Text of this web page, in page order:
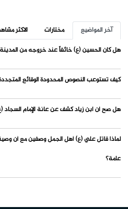
آخر المواضيع مختارات
الاكثر
هل كان الحسين (ع) خائفاً عند خروجه من
كيف تستوعب النصوص المحدودة الوقائع
هل صح أن ابن زياد كشف عن عانة الإمام السجاد
لماذا قاتل علي (ع) أهل الجمل وصفين مع أن
عامة؟